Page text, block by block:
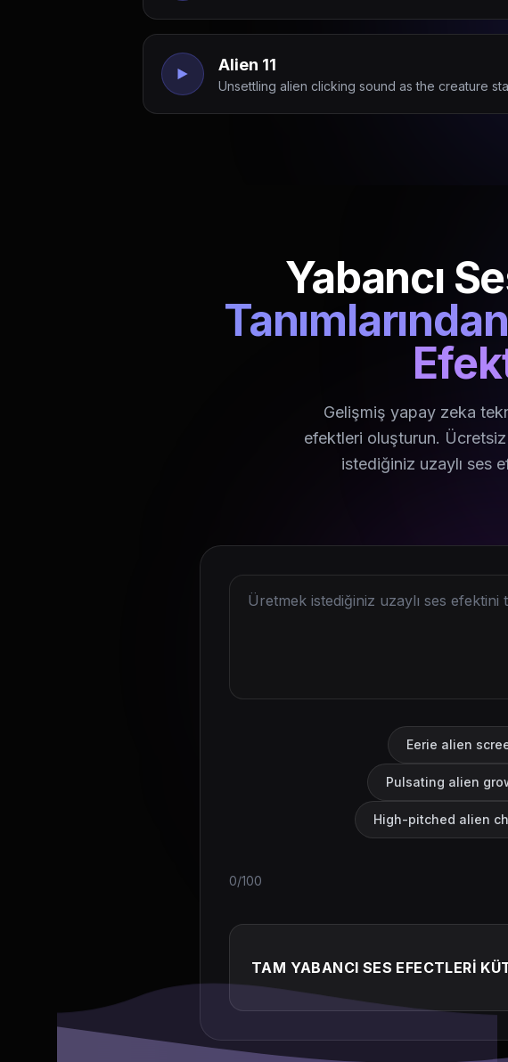
Alien 11
Unsettling alien clicking sound as the creature
Yabancı
Gelişmiş yapay zeka
efektleri oluşturun.
istediğiniz uzaylı ses
Eerie alien
Pulsating alien
High-pitched alien
0/100
TAM YABANCI SES EFECTLERİ